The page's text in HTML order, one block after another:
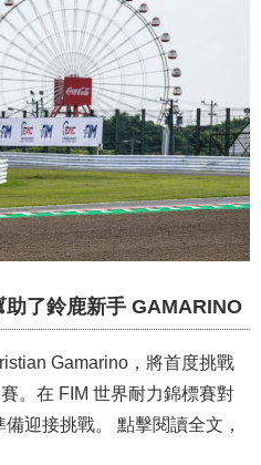
了鈴鹿新手 GAMARINO
Gamarino，將首度挑戰
。在 FIM 世界耐力錦標賽對
迎接挑戰。 點擊閱讀全文，